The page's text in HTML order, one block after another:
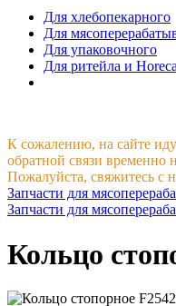
Для хлебопекарного
Для
Для упаковочного
Для ритейла и
К сожалению, на сайте
обратной связи временно
Пожалуйста, свяжитесь с
Запчасти для
Запчасти для
Кольцо